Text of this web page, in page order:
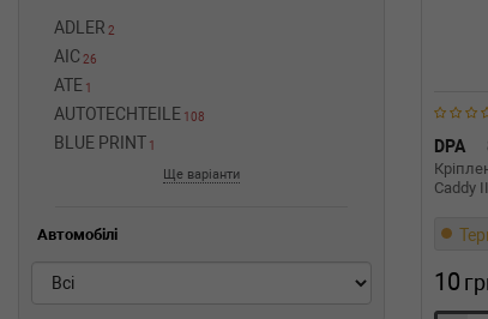
ADLER 2
AIC 26
ATE 1
AUTOTECHTEILE 108
BLUE PRINT 1
Ще варіанти
Автомобілі
DPA
Caddy
10